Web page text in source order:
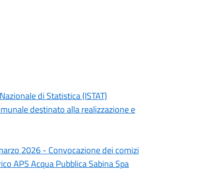
di Statistica (ISTAT)
destinato alla realizzazione e
2026 - Convocazione dei comizi
APS Acqua Pubblica Sabina Spa